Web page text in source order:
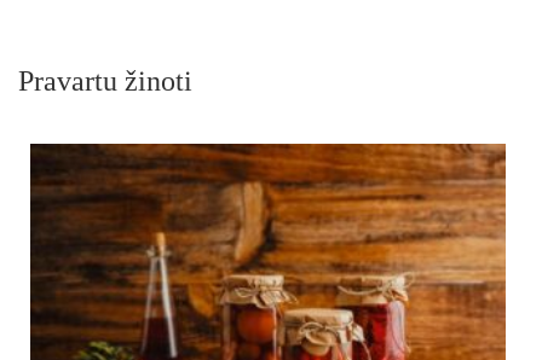
Pravartu žinoti